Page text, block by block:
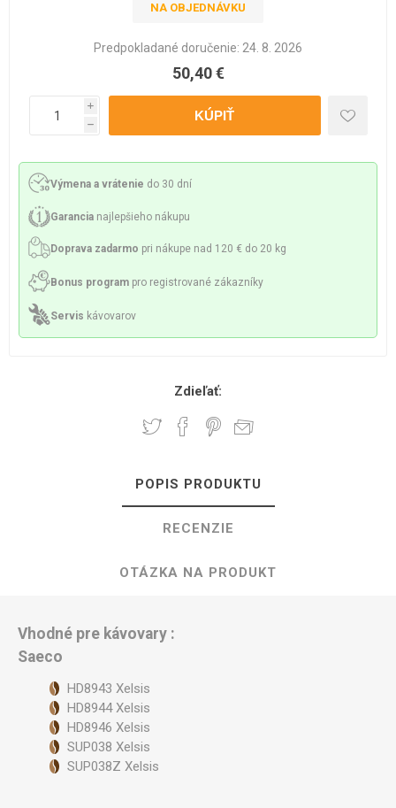
NA OBJEDNÁVKU
Predpokladané doručenie: 24. 8. 2026
50,40 €
i
h
Výmena a vrátenie do 30 dní
Garancia najlepšieho nákupu
Doprava zadarmo pri nákupe nad 120 € do 20 kg
Bonus program pro registrované zákazníky
Servis kávovarov
Zdieľať:
POPIS PRODUKTU
RECENZIE
OTÁZKA NA PRODUKT
Vhodné pre kávovary :
Saeco
HD8943 Xelsis
HD8944 Xelsis
HD8946 Xelsis
SUP038 Xelsis
SUP038Z Xelsis